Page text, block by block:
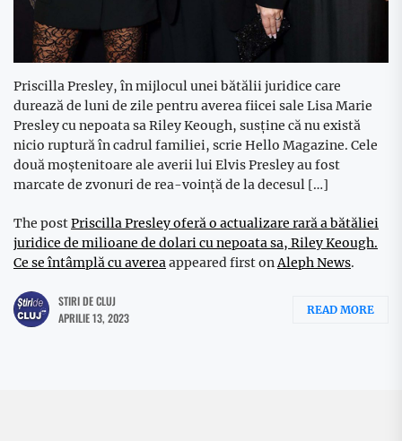
Priscilla Presley, în mijlocul unei bătălii juridice care
durează de luni de zile pentru averea fiicei sale Lisa Marie
Presley cu nepoata sa Riley Keough, susține că nu există
nicio ruptură în cadrul familiei, scrie Hello Magazine. Cele
două moștenitoare ale averii lui Elvis Presley au fost
marcate de zvonuri de rea-voință de la decesul […]
The postPriscilla Presley oferă o actualizare rară a bătăliei
juridice de milioane de dolari cu nepoata sa, Riley Keough.
Ce se întâmplă cu avereaappeared first onAleph News.
STIRI DE CLUJ
APRILIE 13, 2023
READ MORE